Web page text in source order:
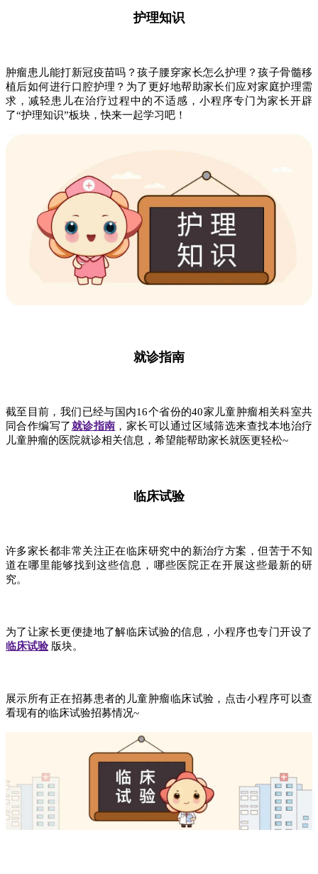
护理知识
肿瘤患儿能打新冠疫苗吗？孩子腰穿家长怎么护理？孩子骨髓移
植后如何进行口腔护理？为了更好地帮助家长们应对家庭护理需
求，减轻患儿在治疗过程中的不适感，小程序专门为家长开辟
了“护理知识”板块，快来一起学习吧！
就诊指南
截至目前，我们已经与国内16个省份的40家儿童肿瘤相关科室共
同合作编写了就诊指南 ，家长可以通过区域筛选来查找本地治疗
儿童肿瘤的医院就诊相关信息，希望能帮助家长就医更轻松~
临床试验
许多家长都非常关注正在临床研究中的新治疗方案，但苦于不知
道在哪里能够找到这些信息，哪些医院正在开展这些最新的研
究。
为了让家长更便捷地了解临床试验的信息，小程序也专门开设了
临床试验版块。
展示所有正在招募患者的儿童肿瘤临床试验，点击小程序可以查
看现有的临床试验招募情况~